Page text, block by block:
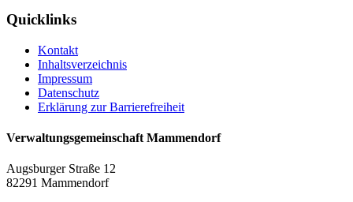
Quicklinks
Kontakt
Inhaltsverzeichnis
Impressum
Datenschutz
Erklärung zur Barrierefreiheit
Verwaltungsgemeinschaft Mammendorf
Augsburger Straße 12
82291 Mammendorf